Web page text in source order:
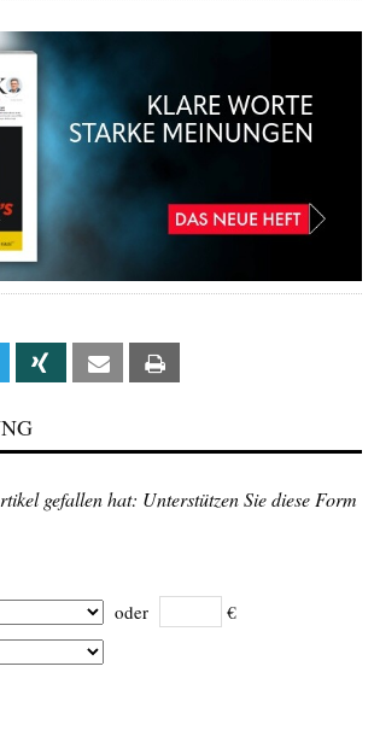
Linkedin Xing Email
gefallen hat: Unterstützen Sie diese Form
oder €